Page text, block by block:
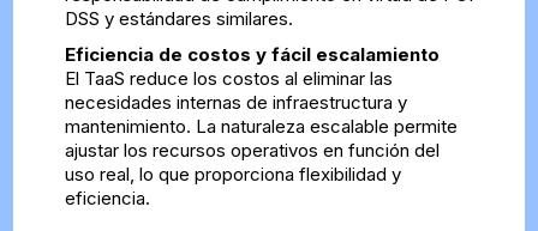
DSS y estándares similares.
Eficiencia de costos y fácil escalamiento
El TaaS reduce los costos al eliminar las
necesidades internas de infraestructura y
mantenimiento. La naturaleza escalable permite
ajustar los recursos operativos en función del
uso real, lo que proporciona flexibilidad y
eficiencia.